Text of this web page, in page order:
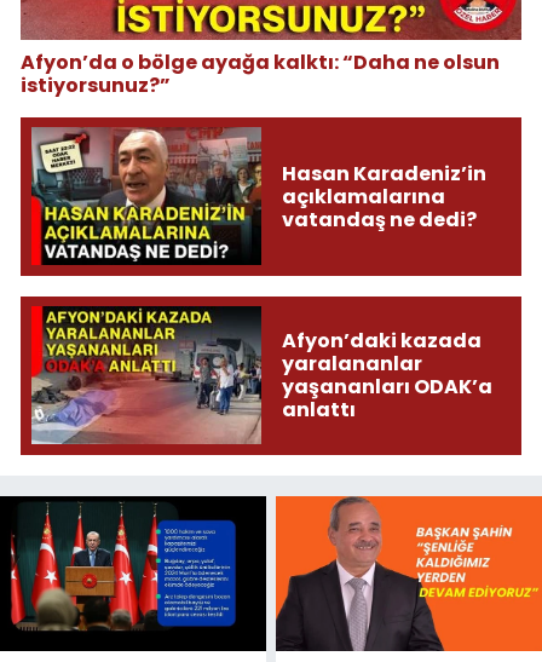
Afyon’da o bölge ayağa kalktı: “Daha ne olsun
istiyorsunuz?”
Hasan Karadeniz’in
açıklamalarına
vatandaş ne dedi?
Afyon’daki kazada
yaralananlar
yaşananları ODAK’a
anlattı